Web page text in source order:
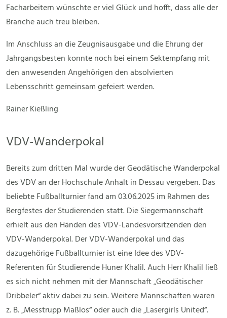
Facharbeitern wünschte er viel Glück und hofft, dass alle der
Branche auch treu bleiben.
Im Anschluss an die Zeugnisausgabe und die Ehrung der
Jahrgangsbesten konnte noch bei einem Sektempfang mit
den anwesenden Angehörigen den absolvierten
Lebensschritt gemeinsam gefeiert werden.
Rainer Kießling
VDV-Wanderpokal
Bereits zum dritten Mal wurde der Geodätische Wanderpokal
des VDV an der Hochschule Anhalt in Dessau vergeben. Das
beliebte Fußballturnier fand am 03.06.2025 im Rahmen des
Bergfestes der Studierenden statt. Die Siegermannschaft
erhielt aus den Händen des VDV-Landesvorsitzenden den
VDV-Wanderpokal. Der VDV-Wanderpokal und das
dazugehörige Fußballturnier ist eine Idee des VDV-
Referenten für Studierende Huner Khalil. Auch Herr Khalil ließ
es sich nicht nehmen mit der Mannschaft „Geodätischer
Dribbeler“ aktiv dabei zu sein. Weitere Mannschaften waren
z. B. „Messtrupp Maßlos“ oder auch die „Lasergirls United“.